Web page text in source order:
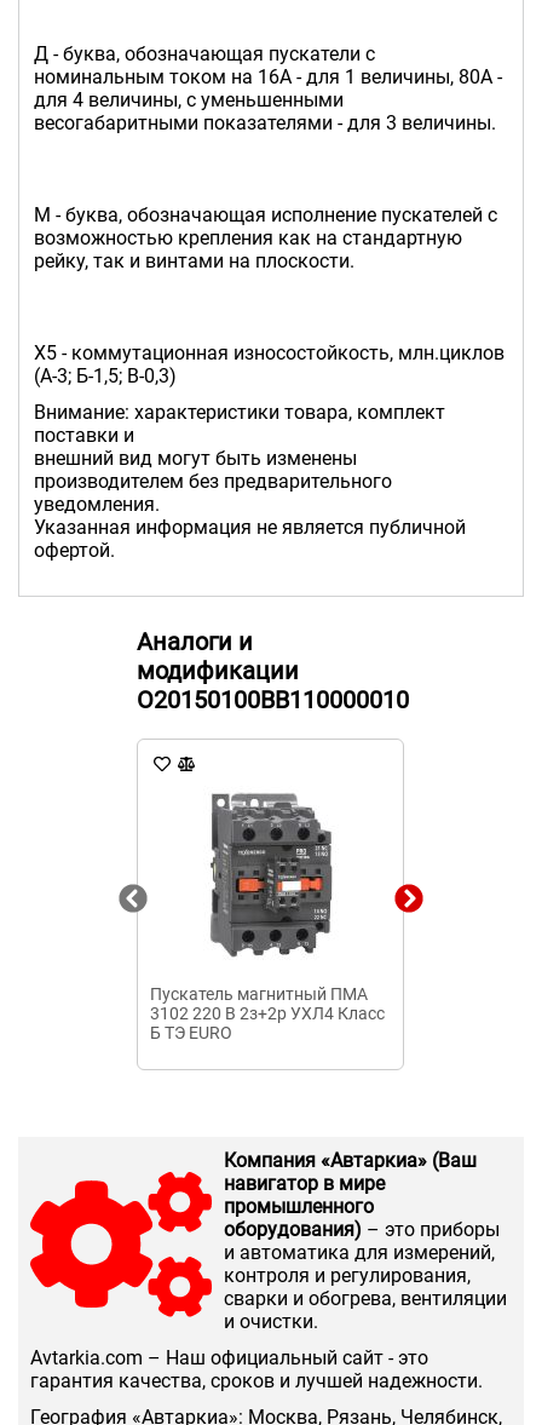
Д - буква, обозначающая пускатели с
номинальным током на 16А - для 1 величины, 80А -
для 4 величины, с уменьшенными
весогабаритными показателями - для 3 величины.
М - буква, обозначающая исполнение пускателей с
возможностью крепления как на стандартную
рейку, так и винтами на плоскости.
Х5 - коммутационная износостойкость, млн.циклов
(А-3; Б-1,5; В-0,3)
Внимание: характеристики товара, комплект
поставки и
внешний вид могут быть изменены
производителем без предварительного
уведомления.
Указанная информация не является публичной
офертой.
Аналоги и
модификации
O20150100ВВ110000010
Пускатель магнитный ПМА
3102 220 В 2з+2р УХЛ4 Класс
Б ТЭ EURO
Компания «Автаркиа» (Ваш
навигатор в мире
промышленного
оборудования) – это приборы
и автоматика для измерений,
контроля и регулирования,
сварки и обогрева, вентиляции
и очистки.
Аvtarkia.com – Наш официальный сайт - это
гарантия качества, сроков и лучшей надежности.
География «Автаркиа»: Москва, Рязань, Челябинск,